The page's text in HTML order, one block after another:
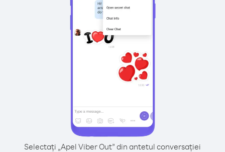
Selectați „Apel Viber Out” din antetul conversației